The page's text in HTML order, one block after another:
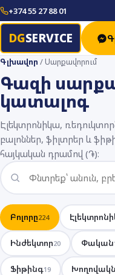
+374 55 27 88 01
DGSERVICE
Գլխավոր /Սարքավորում
Գազի
կատալոգ
Էլեկտրոնիկա,
բալոններ, ֆիլտրեր և
հայկական դրամով (֏)։
Բոլորը224
Ինժեկտոր20 Փական
Ֆիթինգ19